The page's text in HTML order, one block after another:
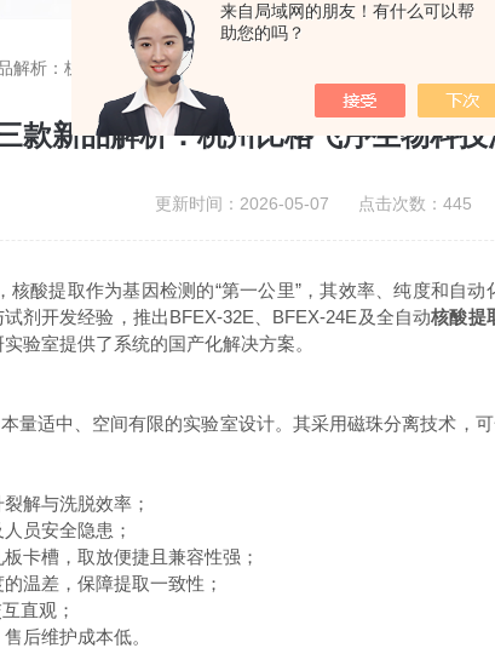
来自局域网的朋友！有什么可以帮
助您的吗？
解析：杭州比格飞序生物科技深耕分子诊断核心装备
款新品解析：杭州比格飞序生物科
更新时间：2026-05-07 点击次数：445
提取作为基因检测的“第一公里”，其效率、纯度和自动
剂开发经验，推出BFEX-32E、BFEX-24E及全自动核酸提
验室提供了系统的国产化解决方案。
适中、空间有限的实验室设计。其采用磁珠分离技术，
解与洗脱效率；
员安全隐患；
槽，取放便捷且兼容性强；
温差，保障提取一致性；
直观；
后维护成本低。